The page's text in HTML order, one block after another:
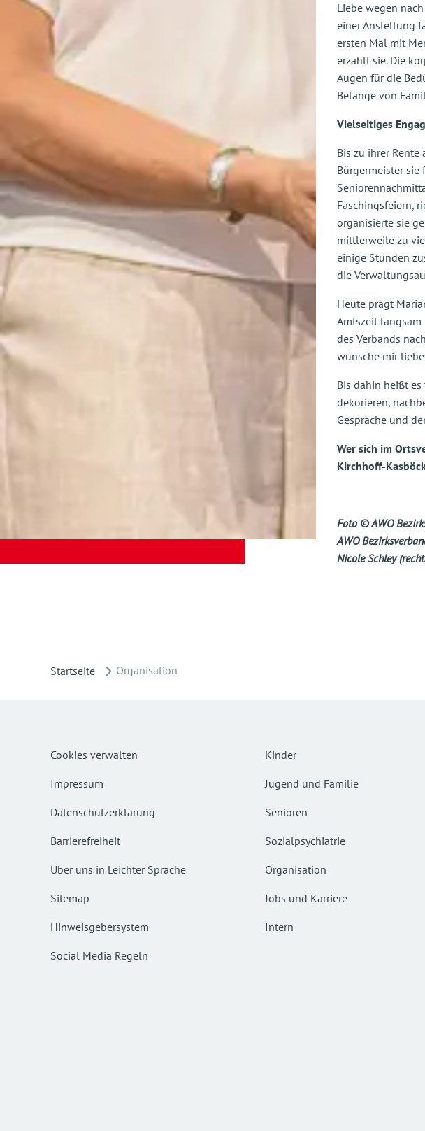
Liebe wegen
einer Anstellung
ersten Mal mit
erzählt sie. Die
Augen für die
Belange von
Vielseitiges
Bis zu ihrer
Bürgermeister sie
Faschingsfeiern,
organisierte sie
mittlerweile zu
einige Stunden
die
Heute prägt
Amtszeit
des Verbands
wünsche mir
Bis dahin heißt
dekorieren,
Gespräche und
Wer sich im
Kirchhoff-
Foto © AWO
AWO
Nicole Schley
Startseite Organisation
Cookies verwalten
Impressum
Datenschutzerklärung
Barrierefreiheit
Über uns in Leichter Sprache
Sitemap
Hinweisgebersystem
Social Media Regeln
Kinder
Jugend und Familie
Senioren
Sozialpsychiatrie
Organisation
Jobs und Karriere
Intern